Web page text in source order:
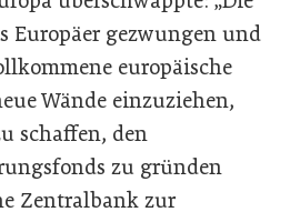
Europäer gezwungen und
europäische
Wände einzuziehen,
schaffen, den
zu gründen
Zentralbank zur